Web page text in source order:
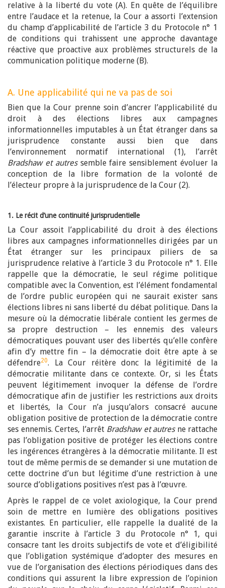
relative à la liberté du vote (A). En quête de l’équilibre
entre l’audace et la retenue, la Cour a assorti l’extension
du champ d’applicabilité de l’article 3 du Protocole n° 1
de conditions qui trahissent une approche davantage
réactive que proactive aux problèmes structurels de la
communication politique moderne (B).
A. Une applicabilité qui ne va pas de soi
Bien que la Cour prenne soin d’ancrer l’applicabilité du
droit à des élections libres aux campagnes
informationnelles imputables à un État étranger dans sa
jurisprudence constante aussi bien que dans
l’environnement normatif international (1), l’arrêt
Bradshaw et autressemble faire sensiblement évoluer la
conception de la libre formation de la volonté de
l’électeur propre à la jurisprudence de la Cour (2).
1. Le récit d’une continuité jurisprudentielle
La Cour assoit l’applicabilité du droit à des élections
libres aux campagnes informationnelles dirigées par un
État étranger sur les principaux piliers de sa
jurisprudence relative à l’article 3 du Protocole n° 1. Elle
rappelle que la démocratie, le seul régime politique
compatible avec la Convention, est l’élément fondamental
de l’ordre public européen qui ne saurait exister sans
élections libres ni sans liberté du débat politique. Dans la
mesure où la démocratie libérale contient les germes de
sa propre destruction – les ennemis des valeurs
démocratiques pouvant user des libertés qu’elle confère
afin d’y mettre fin – la démocratie doit être apte à se
défendre20. La Cour réitère donc la légitimité de la
démocratie militante dans ce contexte. Or, si les États
peuvent légitimement invoquer la défense de l’ordre
démocratique afin de justifier les restrictions aux droits
et libertés, la Cour n’a jusqu’alors consacré aucune
obligation positive de protection de la démocratie contre
ses ennemis. Certes, l’arrêt Bradshaw et autresne rattache
pas l’obligation positive de protéger les élections contre
les ingérences étrangères à la démocratie militante. Il est
tout de même permis de se demander si une mutation de
cette doctrine d’un but légitime d’une restriction à une
source d’obligations positives n’est pas à l’œuvre.
Après le rappel de ce volet axiologique, la Cour prend
soin de mettre en lumière des obligations positives
existantes. En particulier, elle rappelle la dualité de la
garantie inscrite à l’article 3 du Protocole n° 1, qui
consacre tant les droits subjectifs de vote et d’éligibilité
que l’obligation systémique d’adopter des mesures en
vue de l’organisation des élections périodiques dans des
conditions qui assurent la libre expression de l’opinion